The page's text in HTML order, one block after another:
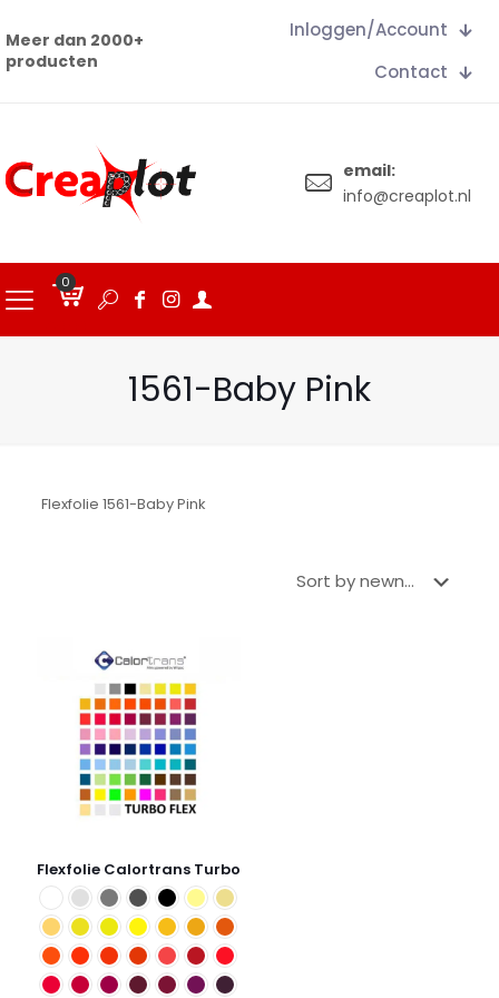
Meer dan 2000+
producten
Inloggen/Account
Contact
email:
info@creaplot.nl
0
1561-Baby Pink
Flexfolie 1561-Baby Pink
Flexfolie Calortrans Turbo